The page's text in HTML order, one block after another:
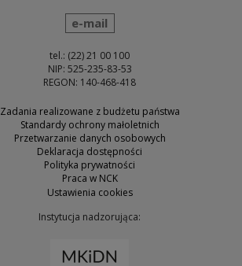
wyślij wiadomość
e-mail
tel.: (22) 21 00 100
NIP: 525-235-83-53
REGON: 140-468-418
Zadania realizowane z budżetu państwa
Standardy ochrony małoletnich
Przetwarzanie danych osobowych
Deklaracja dostępności
Polityka prywatności
Praca w NCK
Ustawienia cookies
Instytucja nadzorująca: